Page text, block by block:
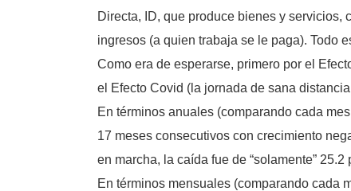
Directa, ID, que produce bienes y
ingresos (a quien trabaja se le paga). Todo
Como era de esperarse, primero por el
el Efecto Covid (la jornada de sana
En términos anuales (comparando cada
17 meses consecutivos con crecimiento
en marcha, la caída fue de “solamente”
En términos mensuales (comparando cada